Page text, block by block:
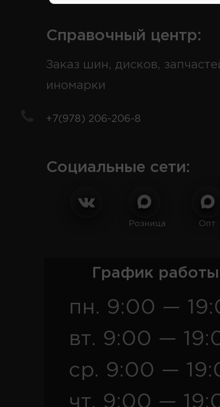
Справочный центр:
Заказ шин, дисков,
иномарки
+7(978) 206-206-8
Социальные сети:
Розница Опт
График
пн. 9:00 —
вт. 9:00 —
ср. 9:00 —
чт. 9:00 —